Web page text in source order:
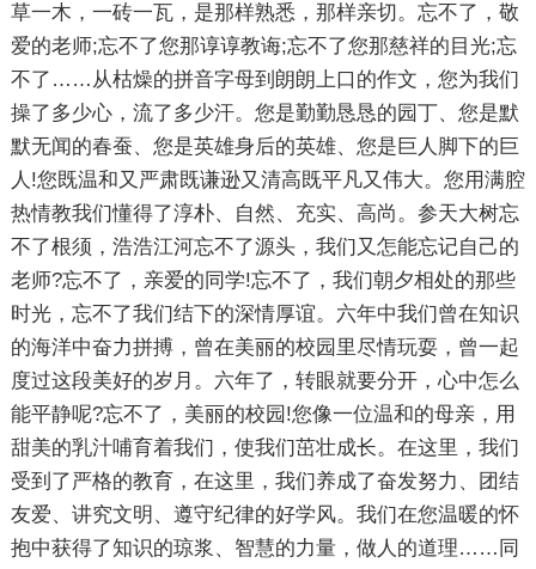
草一木，一砖一瓦，是那样熟悉，那样亲切。忘不了，敬
爱的老师;忘不了您那谆谆教诲;忘不了您那慈祥的目光;忘
不了……从枯燥的拼音字母到朗朗上口的作文，您为我们
操了多少心，流了多少汗。您是勤勤恳恳的园丁、您是默
默无闻的春蚕、您是英雄身后的英雄、您是巨人脚下的巨
人!您既温和又严肃既谦逊又清高既平凡又伟大。您用满腔
热情教我们懂得了淳朴、自然、充实、高尚。参天大树忘
不了根须，浩浩江河忘不了源头，我们又怎能忘记自己的
老师?忘不了，亲爱的同学!忘不了，我们朝夕相处的那些
时光，忘不了我们结下的深情厚谊。六年中我们曾在知识
的海洋中奋力拼搏，曾在美丽的校园里尽情玩耍，曾一起
度过这段美好的岁月。六年了，转眼就要分开，心中怎么
能平静呢?忘不了，美丽的校园!您像一位温和的母亲，用
甜美的乳汁哺育着我们，使我们茁壮成长。在这里，我们
受到了严格的教育，在这里，我们养成了奋发努力、团结
友爱、讲究文明、遵守纪律的好学风。我们在您温暖的怀
抱中获得了知识的琼浆、智慧的力量，做人的道理……同